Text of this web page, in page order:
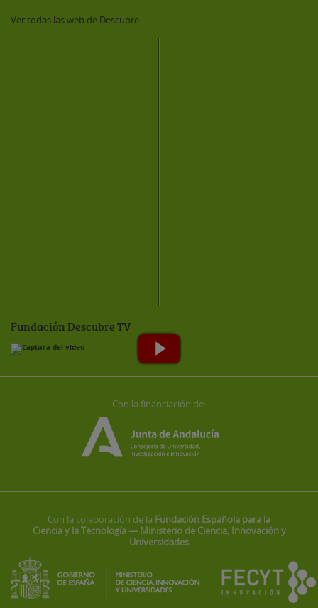
Ver todas las web de Descubre
Fundación Descubre TV
Con la financiación de:
Con la colaboración de la Fundación Española para la
Ciencia y la Tecnología — Ministerio de Ciencia, Innovación y
Universidades